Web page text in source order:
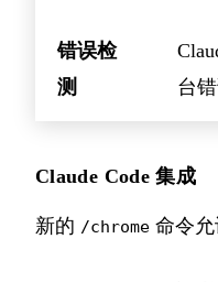
错误检
测
台
Claude Code 集成
新的 /chrome 命令允